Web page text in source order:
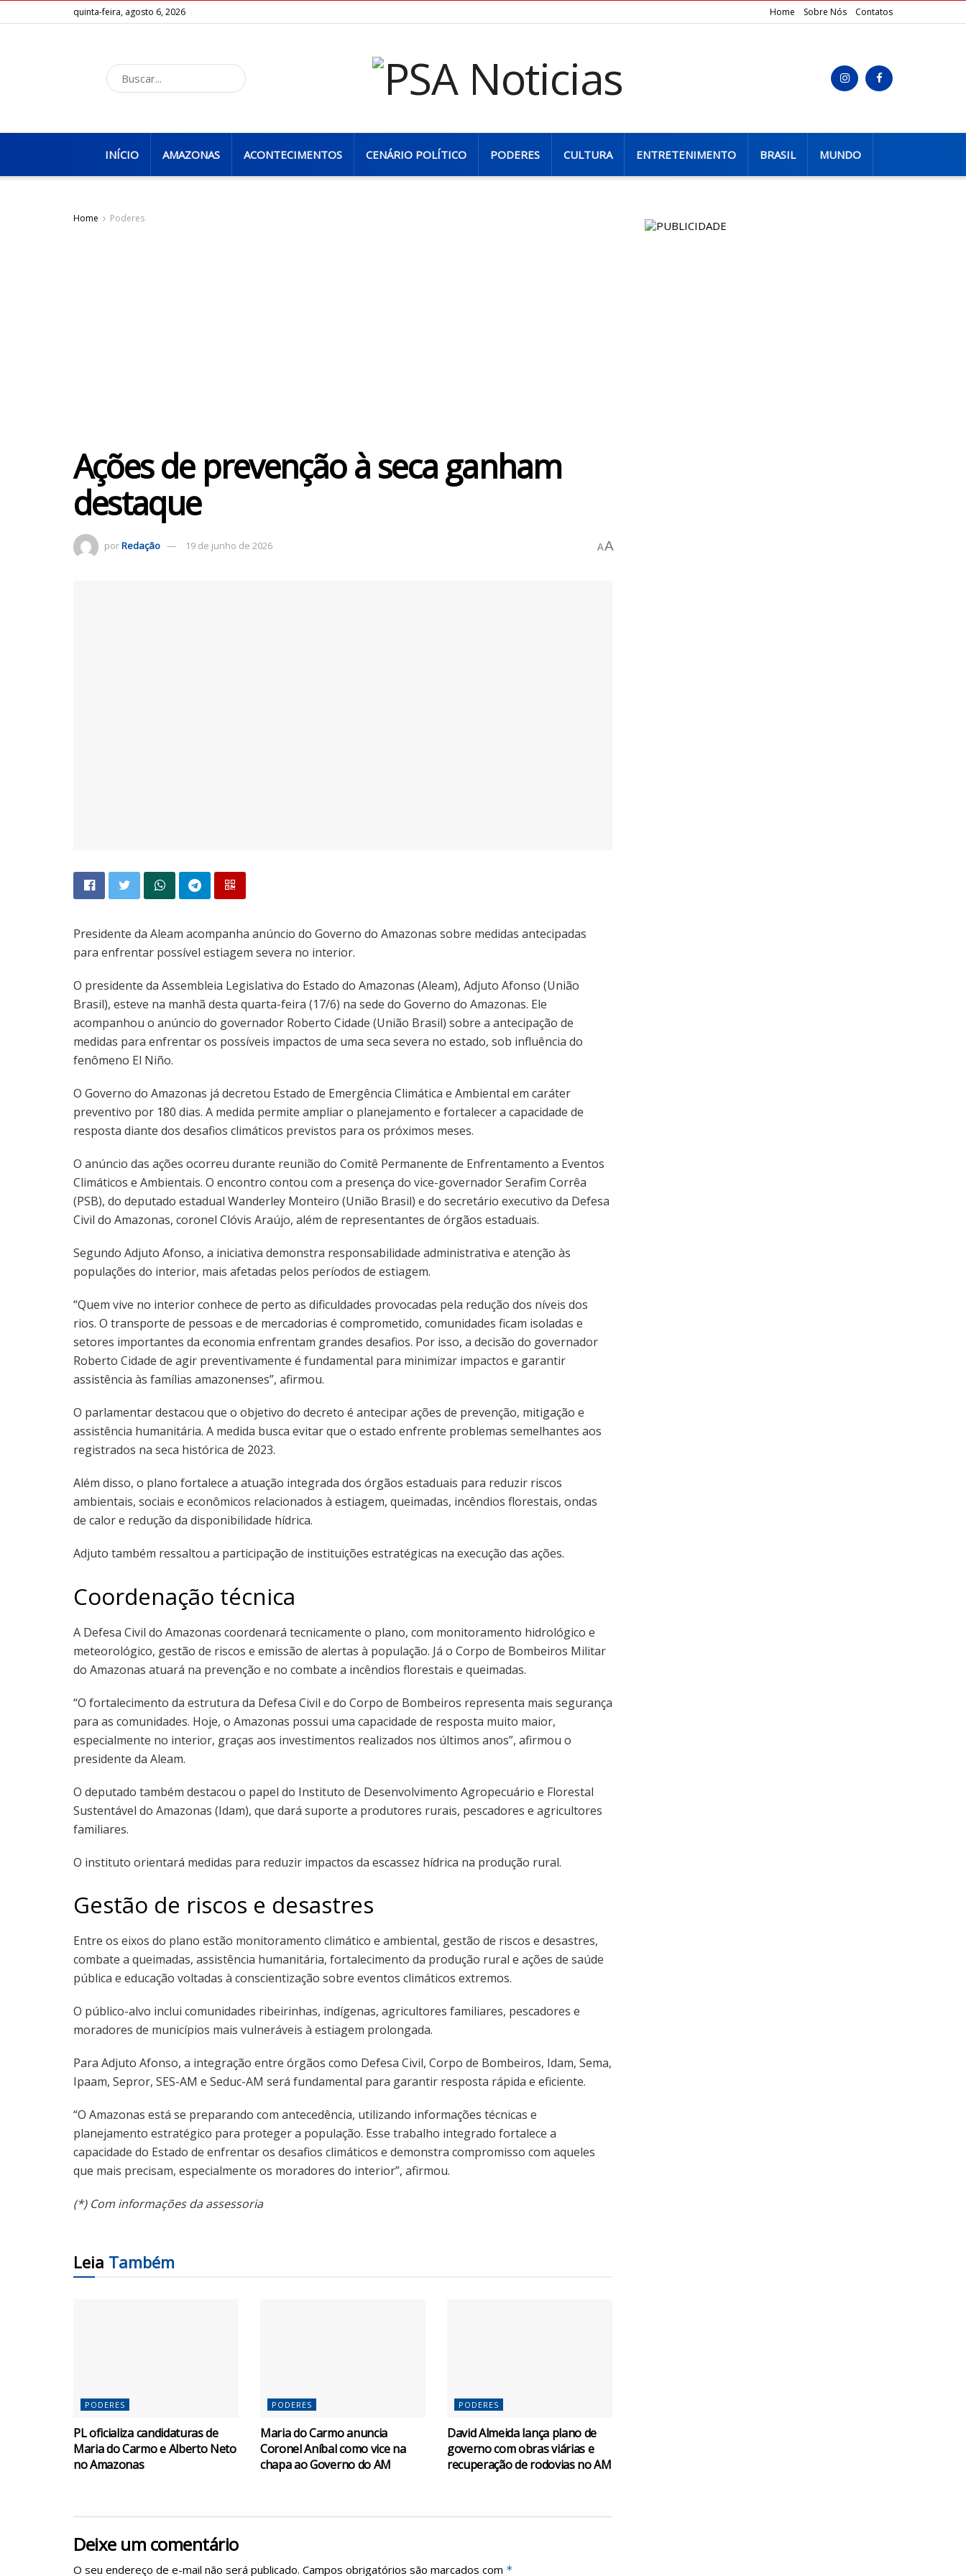
quinta-feira, agosto 6, 2026 Home Sobre Nós Contatos
INÍCIO AMAZONAS ACONTECIMENTOS CENÁRIO POLÍTICO PODERES CULTURA ENTRETENIMENTO BRASIL MUNDO
Home Poderes
Ações de prevenção à seca ganham
destaque
porRedação 19 de junho de 2026 AA
Presidente da Aleam acompanha anúncio do Governo do Amazonas sobre medidas antecipadas
para enfrentar possível estiagem severa no interior.
O presidente da Assembleia Legislativa do Estado do Amazonas (Aleam), Adjuto Afonso (União
Brasil), esteve na manhã desta quarta-feira (17/6) na sede do Governo do Amazonas. Ele
acompanhou o anúncio do governador Roberto Cidade (União Brasil) sobre a antecipação de
medidas para enfrentar os possíveis impactos de uma seca severa no estado, sob influência do
fenômeno El Niño.
O Governo do Amazonas já decretou Estado de Emergência Climática e Ambiental em caráter
preventivo por 180 dias. A medida permite ampliar o planejamento e fortalecer a capacidade de
resposta diante dos desafios climáticos previstos para os próximos meses.
O anúncio das ações ocorreu durante reunião do Comitê Permanente de Enfrentamento a Eventos
Climáticos e Ambientais. O encontro contou com a presença do vice-governador Serafim Corrêa
(PSB), do deputado estadual Wanderley Monteiro (União Brasil) e do secretário executivo da Defesa
Civil do Amazonas, coronel Clóvis Araújo, além de representantes de órgãos estaduais.
Segundo Adjuto Afonso, a iniciativa demonstra responsabilidade administrativa e atenção às
populações do interior, mais afetadas pelos períodos de estiagem.
“Quem vive no interior conhece de perto as dificuldades provocadas pela redução dos níveis dos
rios. O transporte de pessoas e de mercadorias é comprometido, comunidades ficam isoladas e
setores importantes da economia enfrentam grandes desafios. Por isso, a decisão do governador
Roberto Cidade de agir preventivamente é fundamental para minimizar impactos e garantir
assistência às famílias amazonenses”, afirmou.
O parlamentar destacou que o objetivo do decreto é antecipar ações de prevenção, mitigação e
assistência humanitária. A medida busca evitar que o estado enfrente problemas semelhantes aos
registrados na seca histórica de 2023.
Além disso, o plano fortalece a atuação integrada dos órgãos estaduais para reduzir riscos
ambientais, sociais e econômicos relacionados à estiagem, queimadas, incêndios florestais, ondas
de calor e redução da disponibilidade hídrica.
Adjuto também ressaltou a participação de instituições estratégicas na execução das ações.
Coordenação técnica
A Defesa Civil do Amazonas coordenará tecnicamente o plano, com monitoramento hidrológico e
meteorológico, gestão de riscos e emissão de alertas à população. Já o Corpo de Bombeiros Militar
do Amazonas atuará na prevenção e no combate a incêndios florestais e queimadas.
“O fortalecimento da estrutura da Defesa Civil e do Corpo de Bombeiros representa mais segurança
para as comunidades. Hoje, o Amazonas possui uma capacidade de resposta muito maior,
especialmente no interior, graças aos investimentos realizados nos últimos anos”, afirmou o
presidente da Aleam.
O deputado também destacou o papel do Instituto de Desenvolvimento Agropecuário e Florestal
Sustentável do Amazonas (Idam), que dará suporte a produtores rurais, pescadores e agricultores
familiares.
O instituto orientará medidas para reduzir impactos da escassez hídrica na produção rural.
Gestão de riscos e desastres
Entre os eixos do plano estão monitoramento climático e ambiental, gestão de riscos e desastres,
combate a queimadas, assistência humanitária, fortalecimento da produção rural e ações de saúde
pública e educação voltadas à conscientização sobre eventos climáticos extremos.
O público-alvo inclui comunidades ribeirinhas, indígenas, agricultores familiares, pescadores e
moradores de municípios mais vulneráveis à estiagem prolongada.
Para Adjuto Afonso, a integração entre órgãos como Defesa Civil, Corpo de Bombeiros, Idam, Sema,
Ipaam, Sepror, SES-AM e Seduc-AM será fundamental para garantir resposta rápida e eficiente.
“O Amazonas está se preparando com antecedência, utilizando informações técnicas e
planejamento estratégico para proteger a população. Esse trabalho integrado fortalece a
capacidade do Estado de enfrentar os desafios climáticos e demonstra compromisso com aqueles
que mais precisam, especialmente os moradores do interior”, afirmou.
(*) Com informações da assessoria
Leia Também
PODERES
PL oficializa candidaturas de
Maria do Carmo e Alberto Neto
no Amazonas
PODERES
Maria do Carmo anuncia
Coronel Aníbal como vice na
chapa ao Governo do AM
PODERES
David Almeida lança plano de
governo com obras viárias e
recuperação de rodovias no AM
Deixe um comentário
O seu endereço de e-mail não será publicado. Campos obrigatórios são marcados com *